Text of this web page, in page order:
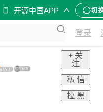
开源中国APP 切
登录
+ 关
注
私 信
拉 黑